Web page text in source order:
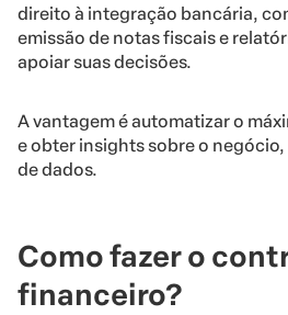
direito à integração bancária,
emissão de notas fiscais e
apoiar suas decisões.
A vantagem é automatizar o
e obter insights sobre o
de dados.
Como fazer o
financeiro?